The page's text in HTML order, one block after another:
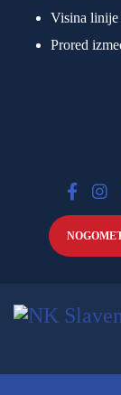
Visina linije
Prored